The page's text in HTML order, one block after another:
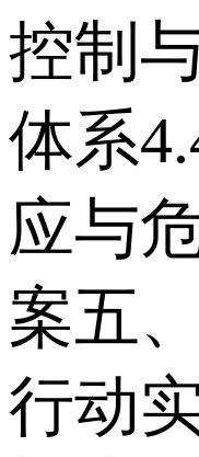
控制
体系
应与
案 五
行动